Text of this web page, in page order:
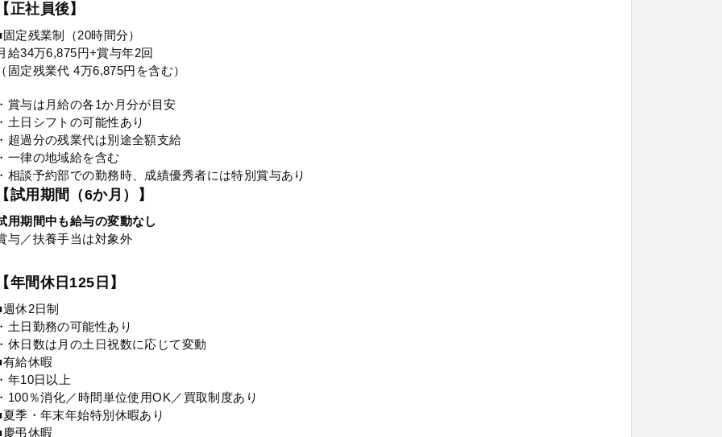
正社員後】
定残業制（20時間分）
給34万6,875円+賞与年2回
固定残業代 4万6,875円を含む）
賞与は月給の各1か月分が目安
土日シフトの可能性あり
超過分の残業代は別途全額支給
一律の地域給を含む
相談予約部での勤務時、成績優秀者には特別賞与あり
試用期間（6か月）】
用期間中も給与の変動なし
与／扶養手当は対象外
年間休日125日】
休2日制
土日勤務の可能性あり
休日数は月の土日祝数に応じて変動
有給休暇
年10日以上
100％消化／時間単位使用OK／買取制度あり
夏季・年末年始特別休暇あり
慶弔休暇